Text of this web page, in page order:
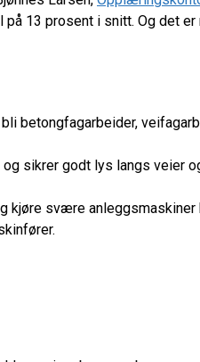
13 prosent i snitt. Og det er
betongfagarbeider,
sikrer godt lys langs veier
kjøre svære anleggsmaskiner